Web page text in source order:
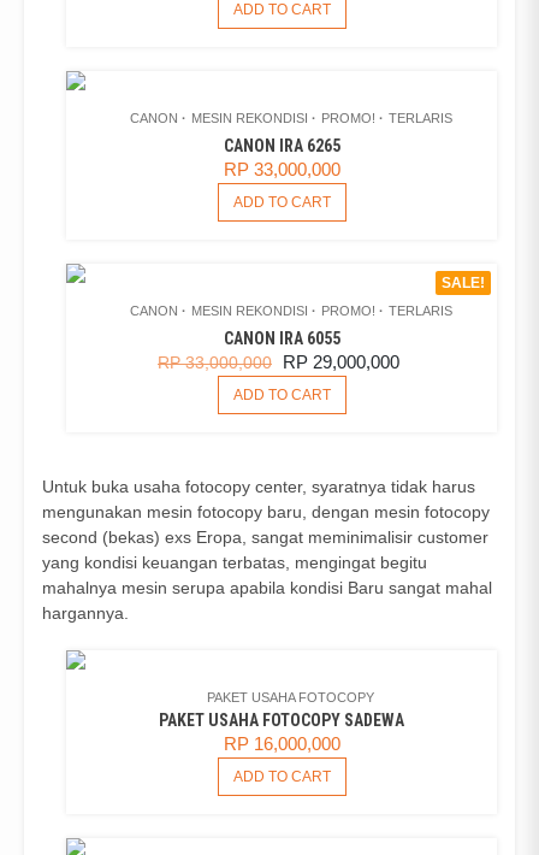
ADD TO CART
CANON MESIN REKONDISI PROMO! TERLARIS
CANON IRA 6265
RP33,000,000
ADD TO CART
SALE!
CANON MESIN REKONDISI PROMO! TERLARIS
CANON IRA 6055
RP33,000,000
ORIGINAL
PRICE
WAS:
RP 29,000,000
ADD TO CART
Untuk buka usaha fotocopy center, syaratnya tidak harus
mengunakan mesin fotocopy baru, dengan mesin fotocopy
second (bekas) exs Eropa, sangat meminimalisir customer
yang kondisi keuangan terbatas, mengingat begitu
mahalnya mesin serupa apabila kondisi Baru sangat mahal
hargannya.
PAKET USAHA FOTOCOPY
PAKET USAHA FOTOCOPY SADEWA
RP16,000,000
ADD TO CART